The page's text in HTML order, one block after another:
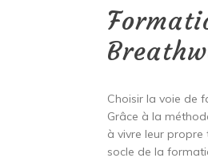
Choisir la voie de
Grâce à la
à vivre leur
socle de la